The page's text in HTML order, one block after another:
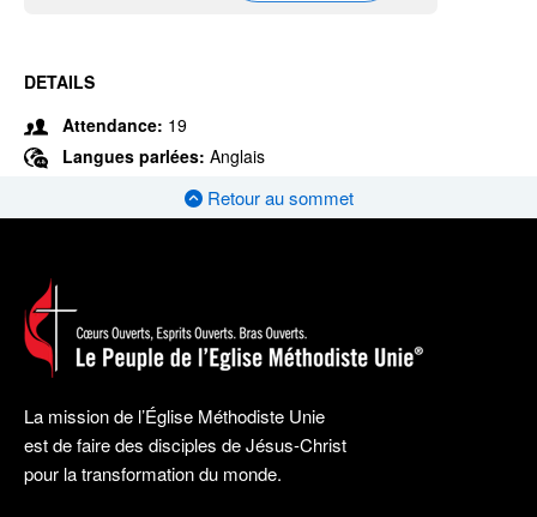
DETAILS
Attendance: 19
Langues parlées: Anglais
Retour au sommet
La mission de l’Église Méthodiste Unie
est de faire des disciples de Jésus-Christ
pour la transformation du monde.